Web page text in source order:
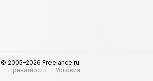
© 2005–2026 Freelance.ru
Приватность
Условия